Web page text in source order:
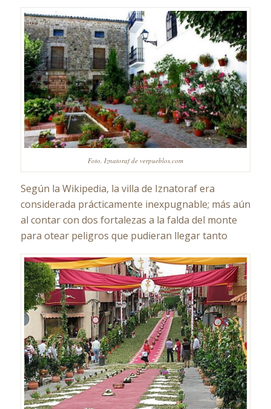
Foto. Iznatoraf de verpueblos.com
Según la Wikipedia, la villa de Iznatoraf era
considerada prácticamente inexpugnable; más aún
al contar con dos fortalezas a la falda del monte
para otear peligros que pudieran llegar tanto